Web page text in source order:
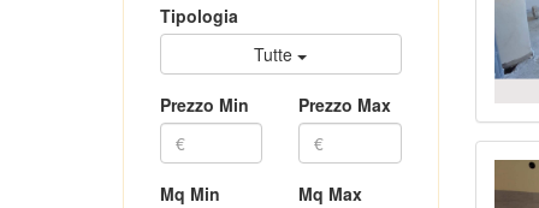
Tipologia
Tutte
Prezzo Min Prezzo Max
Mq Min Mq Max